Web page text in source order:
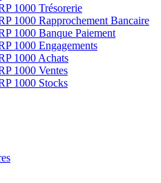
1000 Trésorerie
1000 Rapprochement Bancaire
1000 Banque Paiement
1000 Engagements
1000 Achats
1000 Ventes
1000 Stocks